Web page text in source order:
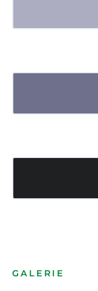
GALERIE